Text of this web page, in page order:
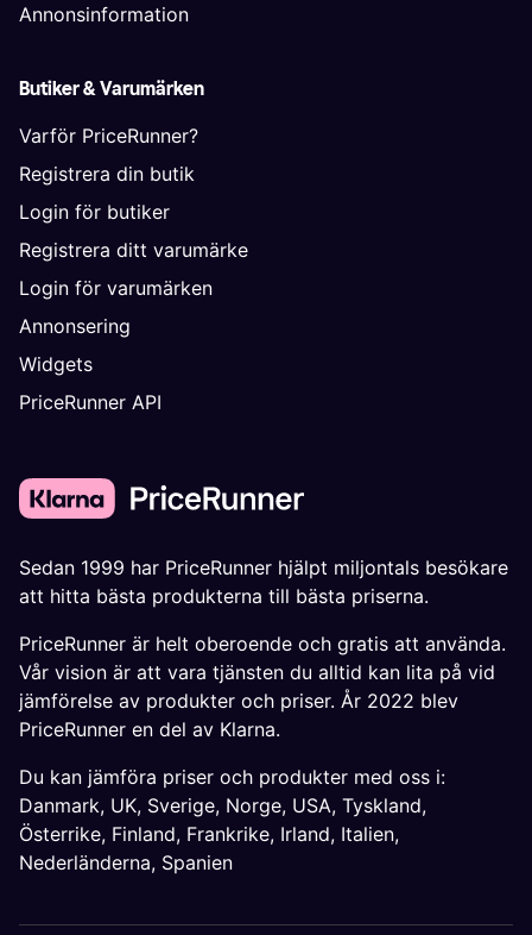
Annonsinformation
Butiker & Varumärken
Varför PriceRunner?
Registrera din butik
Login för butiker
Registrera ditt varumärke
Login för varumärken
Annonsering
Widgets
PriceRunner API
Sedan 1999 har PriceRunner hjälpt miljontals besökare
att hitta bästa produkterna till bästa priserna.
PriceRunner är helt oberoende och gratis att använda.
Vår vision är att vara tjänsten du alltid kan lita på vid
jämförelse av produkter och priser. År 2022 blev
PriceRunner en del av Klarna.
Du kan jämföra priser och produkter med oss i:
Danmark, UK, Sverige, Norge, USA, Tyskland,
Österrike, Finland, Frankrike, Irland, Italien,
Nederländerna, Spanien